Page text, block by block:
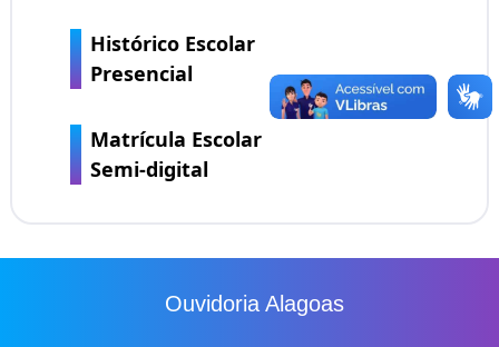
Histórico Escolar
Presencial
Matrícula Escolar
Semi-digital
Ouvidoria Alagoas